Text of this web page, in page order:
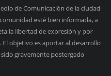
de Comunicación de la ciudad
esté bien informada, a
la libertad de expresión y por
objetivo es aportar al desarrollo
gravemente postergado